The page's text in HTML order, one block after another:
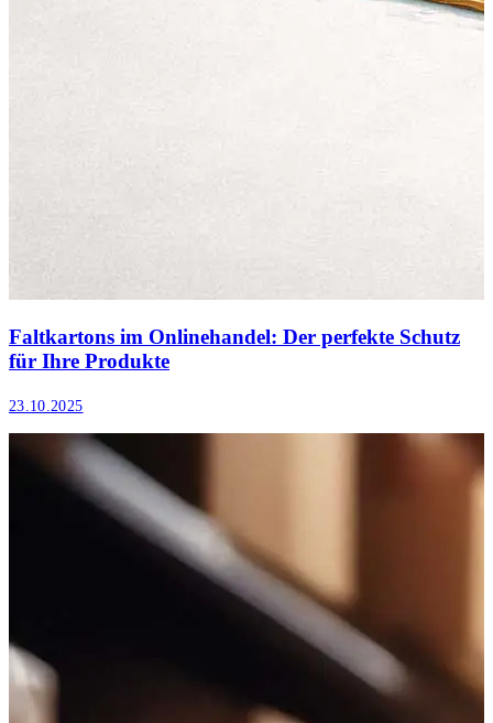
Faltkartons​ im Onlinehandel: Der perfekte Schutz
für Ihre Produkte
23.10.2025